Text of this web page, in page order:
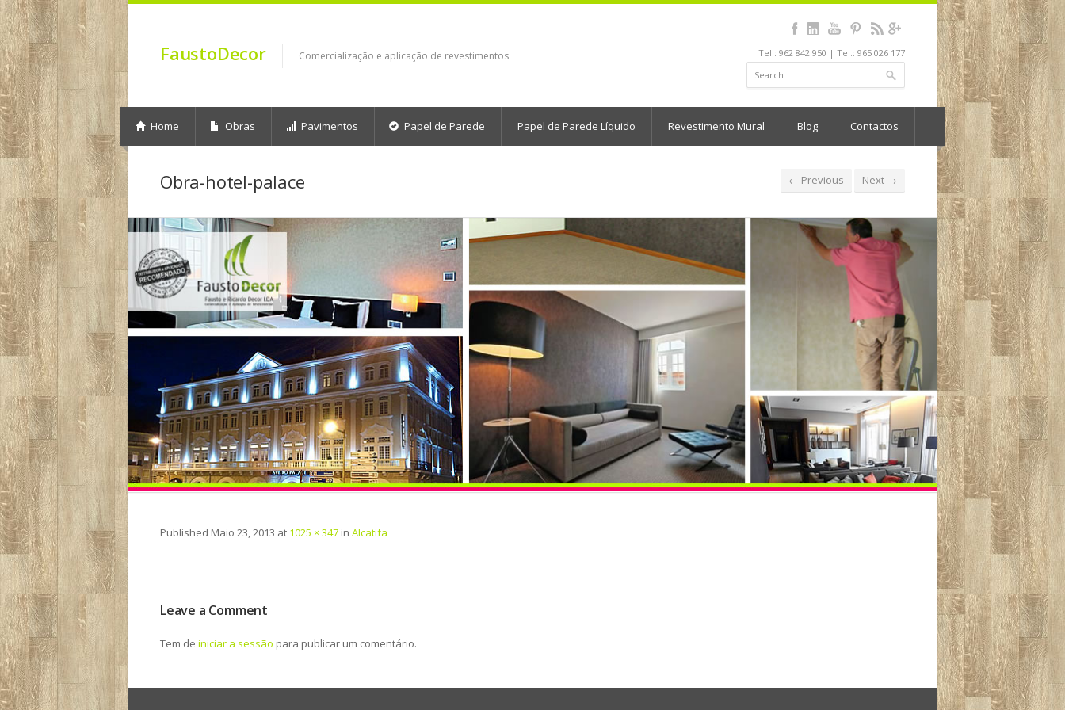
FaustoDecor Comercialização e aplicação de revestimentos Tel.: 962 842 950 | Tel.: 965 026 177
Home Obras Pavimentos Papel de Parede Papel de Parede Líquido Revestimento Mural Blog Contactos
Obra-hotel-palace ← Previous Next →
Published Maio 23, 2013 at 1025 × 347 in Alcatifa
Leave a Comment
Tem de iniciar a sessão para publicar um comentário.